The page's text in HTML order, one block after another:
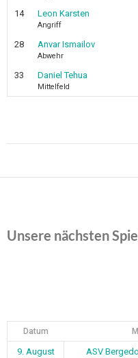
14 Leon Karsten
Angriff
28 Anvar Ismailov
Abwehr
33 Daniel Tehua
Mittelfeld
Unsere nächsten
Datum
9. August
ASV